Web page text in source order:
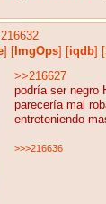
216632
] [ ImgOps] [iqdb] [
>>216627
podría ser negro
parecería mal
entreteniendo
>>>216636